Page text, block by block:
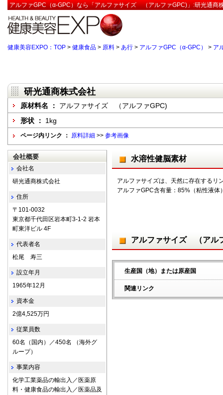
アルファGPC（α-GPC）なら「アルファサイズ （アルファGPC)」:研光通商
健康美容EXPO：TOP > 健康食品 > 原料 > あ行 > アルファGPC（α-GPC） > ア
研光通商株式会社
原材料名 ： アルファサイズ （アルファGPC)
形状 ： 1kg
ページ内リンク ： 原料詳細 >> 参考画像
水溶性健脳素材
アルファサイズは、天然に存在するリ
アルファGPC含有量：85%（粘性液体
アルファサイズ （アル
生産国（地）または原産国
関連リンク
会社概要
会社名
研光通商株式会社
住所
〒101-0032
東京都千代田区岩本町3-1-2 岩本
町東洋ビル 4F
代表者名
松尾 寿三
設立年月
1965年12月
資本金
2億4,525万円
従業員数
60名（国内）／450名 （海外グ
ループ）
事業内容
化学工業薬品の輸出入／医薬原
料・健康食品の輸出入／医薬品及